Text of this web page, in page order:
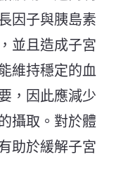
因子與胰島素
並且造成子宮
維持穩定的血
，因此應減少
攝取。對於體
助於緩解子宮